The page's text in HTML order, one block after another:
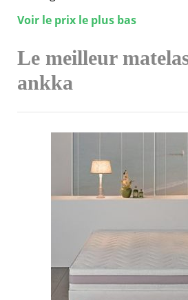
Voir le prix le plus bas
Le meilleur
ankka